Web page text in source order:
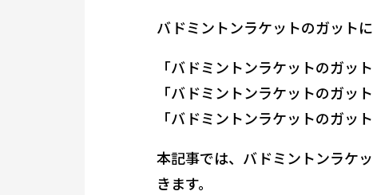
バドミントンラケットのガット
「バドミントンラケットのガッ
「バドミントンラケットのガッ
「バドミントンラケットのガッ
本記事では、バドミントンラケ
きます。